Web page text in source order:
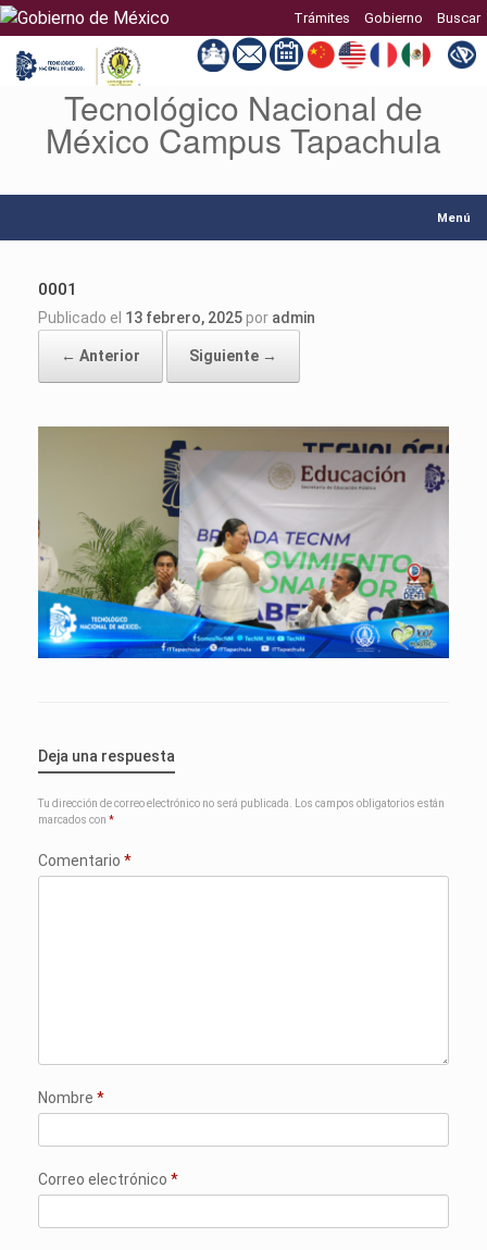
Trámites Gobierno Buscar
contenido
Tecnológico Nacional de
México Campus Tapachula
Menú
0001
Publicado el 13 febrero, 2025por admin
← Anterior Siguiente →
Deja una respuesta
Tu dirección de correo electrónico no será publicada.
Los campos obligatorios están
marcados con *
Comentario *
Nombre *
Correo electrónico *